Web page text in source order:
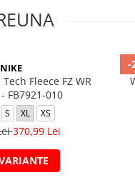
NIKE
Fleece FZ WR
FB7921-010
S XL XS
370,99 Lei
-